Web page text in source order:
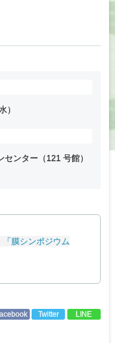
）
ンター（121 号館）
「膜シンポジウム
Twitter LINE